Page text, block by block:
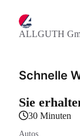
ALLGUTH
Schnelle
Sie
30 Minuten
Autos